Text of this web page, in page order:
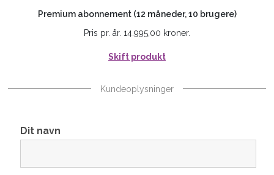
Premium abonnement (12 måneder, 10 brugere)
Pris pr. år. 14.995,00 kroner.
Skift produkt
Kundeoplysninger
Dit navn